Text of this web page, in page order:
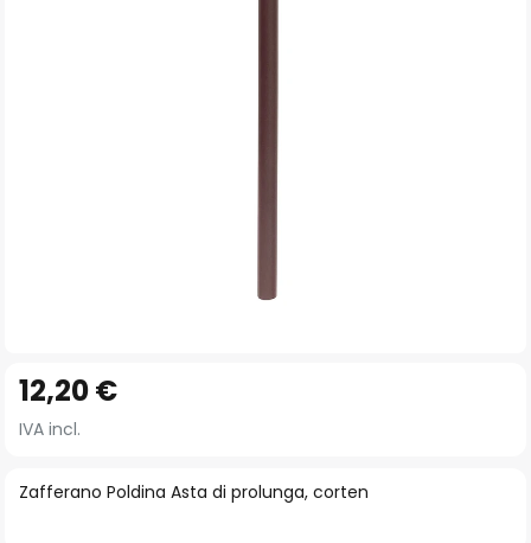
all'inizio
della
Zafferano Poldina Asta di prolunga, corten
12,20 €
IVA incl.